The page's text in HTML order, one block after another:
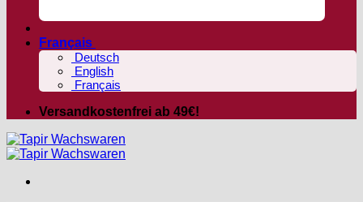
Français
Deutsch
English
Français
Versandkostenfrei ab 49€!